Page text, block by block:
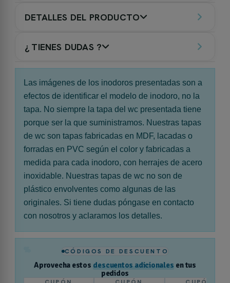
DETALLES DEL PRODUCTO
¿ TIENES DUDAS ?
Las imágenes de los inodoros presentadas son a
efectos de identificar el modelo de inodoro, no la
tapa. No siempre la tapa del wc presentada tiene
porque ser la que suministramos. Nuestras tapas
de wc son tapas fabricadas en MDF, lacadas o
forradas en PVC según el color y fabricadas a
medida para cada inodoro, con herrajes de acero
inoxidable. Nuestras tapas de wc no son de
plástico envolventes como algunas de las
originales. Si tiene dudas póngase en contacto
con nosotros y aclaramos los detalles.
CÓDIGOS DE DESCUENTO
Aprovecha estos descuentos adicionales en tus
pedidos